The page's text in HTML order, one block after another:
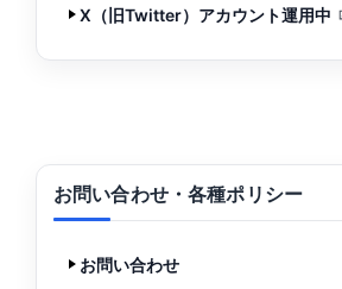
X（旧Twitter）アカウント運用中
お問い合わせ・各種ポリシー
お問い合わせ